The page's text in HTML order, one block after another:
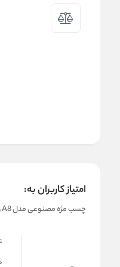
امتیاز کاربران به:
چسب مژه مصنوعی مدل A8 وزن 5 گرم